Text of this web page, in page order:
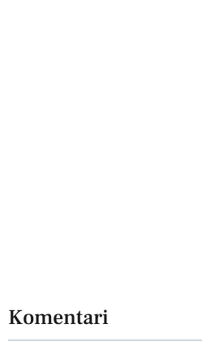
Komentari